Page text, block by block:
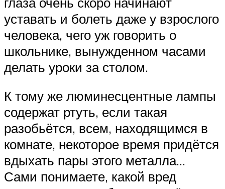
уставать и болеть даже у взрослого
человека, чего уж говорить о
школьнике, вынужденном часами
делать уроки за столом.
К тому же люминесцентные лампы
содержат ртуть, если такая
разобьётся, всем, находящимся в
комнате, некоторое время придётся
вдыхать пары этого металла…
Сами понимаете, какой вред